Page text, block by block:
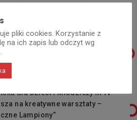
2026
kino w Nautilusie
dla Dzieci i Młodzieży nr IV
na kreatywne warsztaty –
Lampiony”
pliki cookies. Korzystanie z
na ich zapis lub odczyt wg